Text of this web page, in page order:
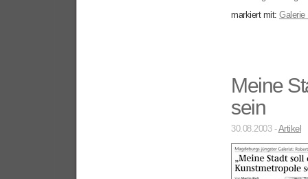
markiert mit: Galerie
Meine
sein
30.08.2003 -Artikel